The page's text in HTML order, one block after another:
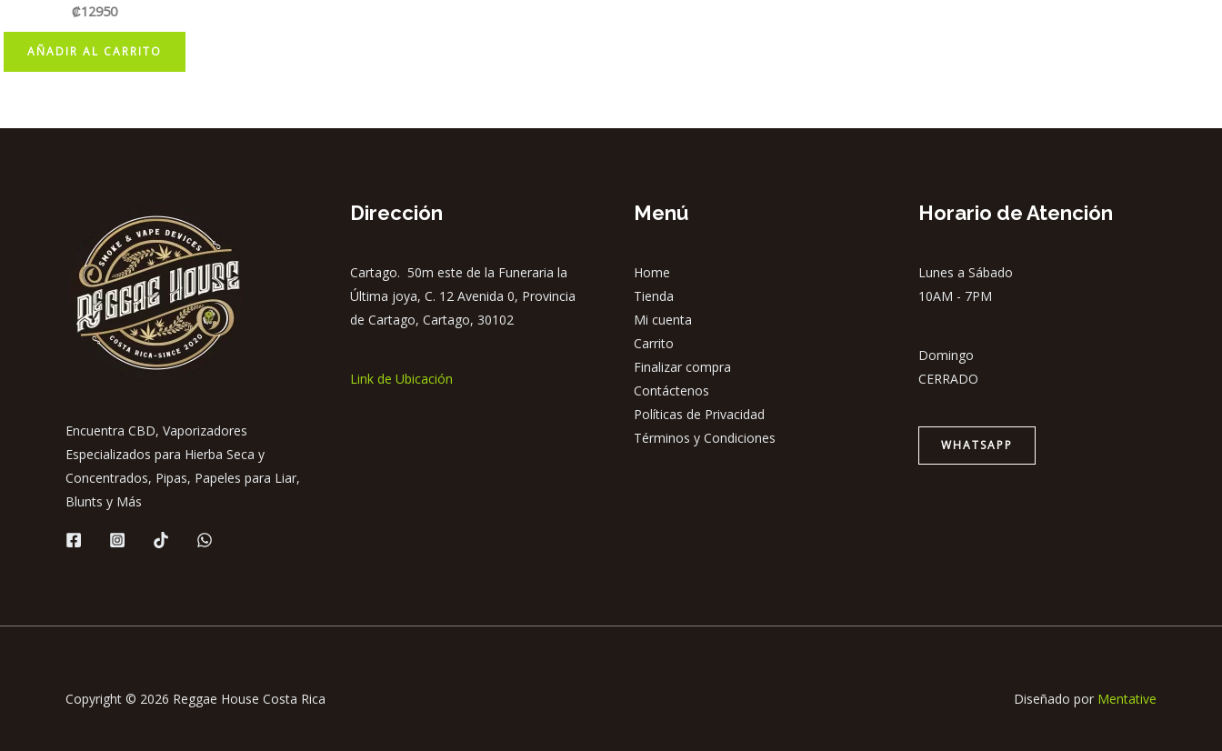
₡12950
AÑADIR AL CARRITO
Encuentra CBD, Vaporizadores
Especializados para Hierba Seca y
Concentrados, Pipas, Papeles para Liar,
Blunts y Más
Dirección
Cartago. 50m este de la Funeraria la
Última joya, C. 12 Avenida 0, Provincia
de Cartago, Cartago, 30102
Link de Ubicación
Menú
Home
Tienda
Mi cuenta
Carrito
Finalizar compra
Contáctenos
Políticas de Privacidad
Términos y Condiciones
Horario de Atención
Lunes a Sábado
10AM - 7PM
Domingo
CERRADO
WHATSAPP
Copyright © 2026 Reggae House Costa Rica Diseñado por Mentative